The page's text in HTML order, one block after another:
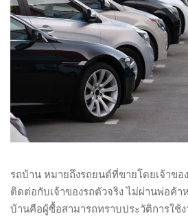
รถบ้าน หมายถึงรถยนต์ที่ขายโดยเจ้าขอ
ติดต่อกับเจ้าของรถตัวจริง ไม่ผ่านพ่อค้า
บ้านคือผู้ซื้อสามารถทราบประวัติการใช้